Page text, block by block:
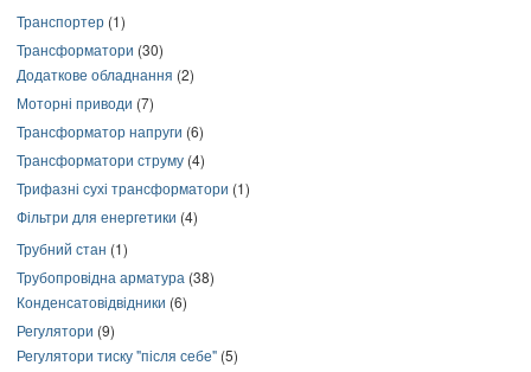
Транспортер (1)
Трансформатори (30)
Додаткове обладнання (2)
Моторні приводи (7)
Трансформатор напруги (6)
Трансформатори струму (4)
Трифазні сухі трансформатори (1)
Фільтри для енергетики (4)
Трубний стан (1)
Трубопровідна арматура (38)
Конденсатовідвідники (6)
Регулятори (9)
Регулятори тиску "після себе" (5)